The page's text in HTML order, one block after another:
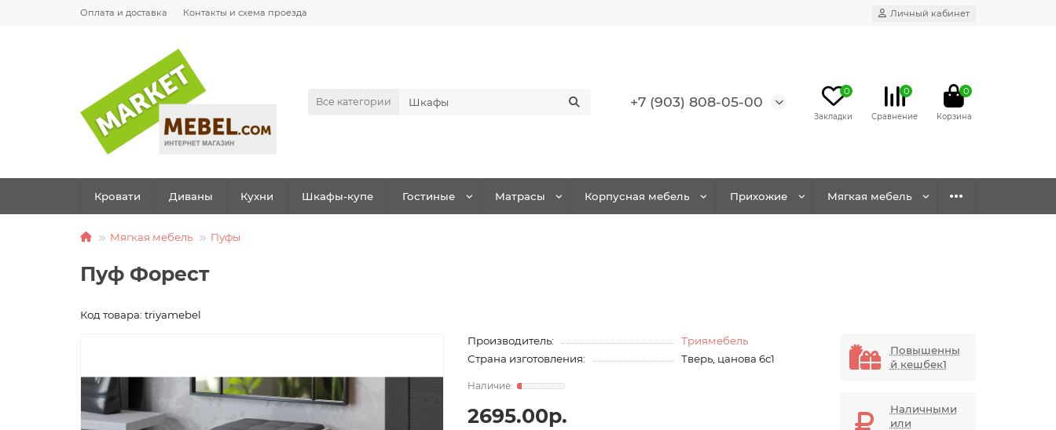
Оплата и доставка Контакты и схема проезда Личный кабинет
Все категории +7 (903) 808-05-00
0 0 0
Кровати Диваны Кухни Шкафы-купе Гостиные Матрасы Корпусная мебель Прихожие Мягкая мебель
Мягкая мебель Пуфы
Пуф Форест
Код товара: triyamebel
Производитель:
Триямебель
Страна изготовления:
Тверь, цанова 6с1
2695.00р.
Повышенны
й кешбек1
Наличными
или